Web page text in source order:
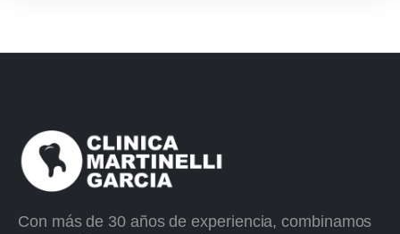
Con más de 30 años de experiencia, combinamos